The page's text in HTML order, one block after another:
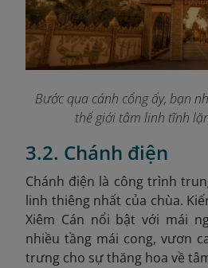
Bước qua cánh cổng ấy, bạn
thế giới tâm linh tĩnh
3.2. Chánh điện
Chánh điện là công trình
linh thiêng nhất của chùa.
Xiêm Cán nổi bật với mái
nhiều tầng mái cong, vươn
trưng cho sự thăng hoa về